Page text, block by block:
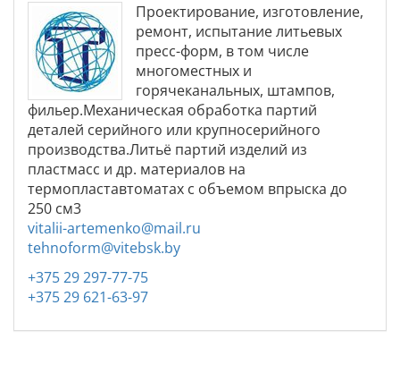
Проектирование, изготовление,
ремонт, испытание литьевых
пресс-форм, в том числе
многоместных и
горячеканальных, штампов,
фильер.Механическая обработка партий
деталей серийного или крупносерийного
производства.Литьё партий изделий из
пластмасс и др. материалов на
термопластавтоматах с объемом впрыска до
250 см3
vitalii-artemenko@mail.ru
tehnoform@vitebsk.by
+375 29 297-77-75
+375 29 621-63-97